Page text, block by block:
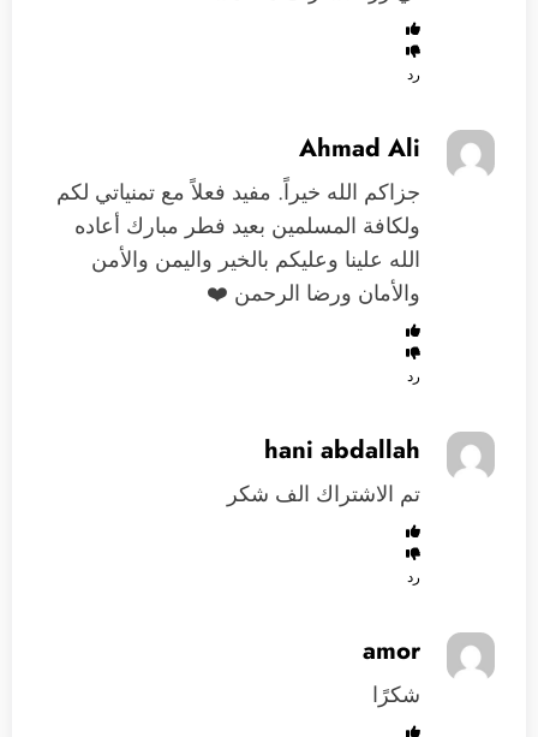
رد
Ahmad Ali
جزاكم الله خيراً. مفيد فعلاً مع تمنياتي لكم
ولكافة المسلمين بعيد فطر مبارك أعاده
الله علينا وعليكم بالخير واليمن والأمن
والأمان ورضا الرحمن ❤️
رد
hani abdallah
تم الاشتراك الف شكر
رد
amor
شكرًا